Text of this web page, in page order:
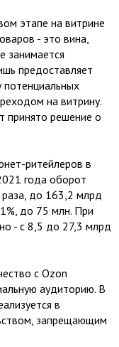
этапе на витрине
- это вина,
занимается
предоставляет
потенциальных
на витрину.
принято решение о
ритейлеров в
года оборот
до 163,2 млрд
до 75 млн. При
- с 8,5 до 27,3 млрд
с Ozon
аудиторию. В
в
запрещающим